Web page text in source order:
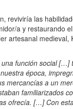
reviviría las
a y restaurando
artesanal medieval,
función social […]
época,
mercancías a un
familiarizados
ofrecía. […] Con